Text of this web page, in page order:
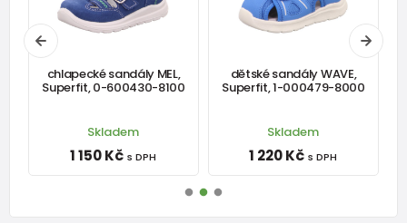
chlapecké sandály MEL,
Superfit, 0-600430-8100
Skladem
1 150 Kč s DPH
dětské sandály WAVE,
Superfit, 1-000479-8000
Skladem
1 220 Kč s DPH